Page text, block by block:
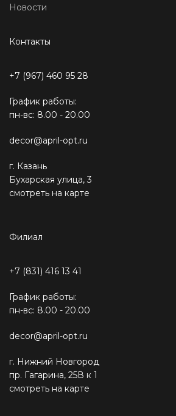
Новости
Контакты
+7 (967) 460 95 28
График работы:
пн-вс: 8.00 - 20.00
decor@april-opt.ru
г. Казань
Бухарская улица, 3
смотреть на карте
Филиал
+7 (831) 416 13 41
График работы:
пн-вс: 8.00 - 20.00
decor@april-opt.ru
г. Нижний Новгород
пр. Гагарина, 25В к 1
смотреть на карте